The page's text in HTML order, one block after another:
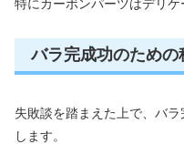
特にカーボンパーツはデリケ
バラ完成功のための
失敗談を踏まえた上で、バ
します。